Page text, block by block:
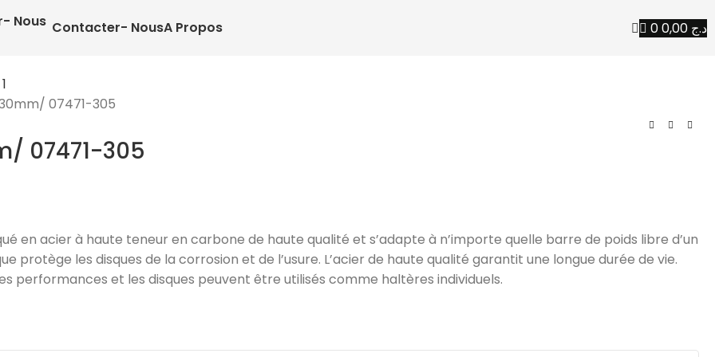
Contacter- NousA Propos 0 د.ج
07471-305
07471-305
en acier à haute teneur en carbone de haute qualité et s’adapte à n’importe quelle barre de poids libre d’un
protège les disques de la corrosion et de l’usure. L’acier de haute qualité garantit une longue durée de vie.
performances et les disques peuvent être utilisés comme haltères individuels.